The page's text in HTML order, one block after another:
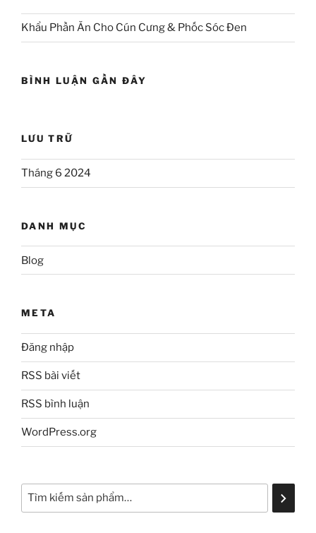
Khẩu Phần Ăn Cho Cún Cưng & Phốc Sóc Đen
BÌNH LUẬN GẦN ĐÂY
LƯU TRỮ
Tháng 6 2024
DANH MỤC
Blog
META
Đăng nhập
RSS bài viết
RSS bình luận
WordPress.org